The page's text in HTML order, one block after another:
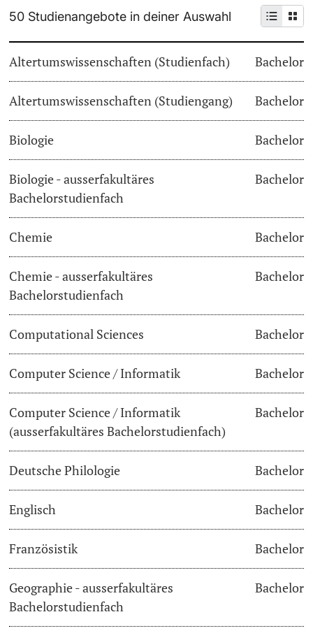
Doktorierende
Fördernde & Alumni
weitere Informationen
Dozierende
Informationen, Veranstaltungen & Schnuppern
Studienberatung
Studienfachberatung
Im Studium
Vorlesungsverzeichnis
Belegen
Termine & Fristen
Dokumente und Verifikation
«Start Smart»-Week
Mobilität
Campus Stories
Hörerinnen/Hörer
Student Life
Beratung & Support
Weiterbildung
Universität
50 Studienangebote in deiner Auswahl
Altertumswissenschaften (Studienfach) Bachelor
Altertumswissenschaften (Studiengang) Bachelor
Biologie Bachelor
Biologie - ausserfakultäres
Bachelorstudienfach
Bachelor
Chemie Bachelor
Chemie - ausserfakultäres
Bachelorstudienfach
Bachelor
Computational Sciences Bachelor
Computer Science / Informatik Bachelor
Computer Science / Informatik
(ausserfakultäres Bachelorstudienfach)
Bachelor
Deutsche Philologie Bachelor
Englisch Bachelor
Französistik Bachelor
Geographie - ausserfakultäres
Bachelorstudienfach
Bachelor